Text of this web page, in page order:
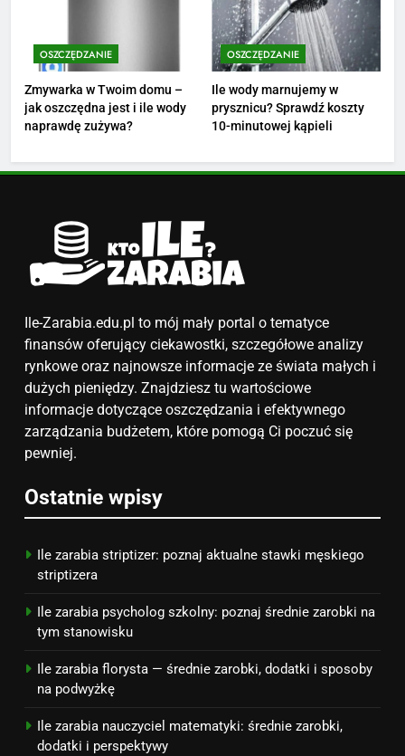
Ile zarabia nauczyciel
matematyki: średnie zarobki,
dodatki i perspektywy
ZAROBKI
Ile zarabia podolog: poznajmy
6
Akcje charytatywne w szkole:
zainspirują
ZAROBKI
7
Jak przygotować się finansowo
na narodziny dziecka: ile to
8
Netflix tagger — czym jest,
opinie i zarobki
OSZCZĘDZANIE
Zmywarka w Twoim domu –
jak oszczędna jest i ile wody
naprawdę zużywa?
OSZCZĘDZANIE
Ile wody marnujemy w
prysznicu? Sprawdź koszty
10-minutowej kąpieli
Ile-Zarabia.edu.pl to mój mały portal o tematyce
finansów oferujący ciekawostki, szczegółowe analizy
rynkowe oraz najnowsze informacje ze świata małych i
dużych pieniędzy. Znajdziesz tu wartościowe
informacje dotyczące oszczędzania i efektywnego
zarządzania budżetem, które pomogą Ci poczuć się
pewniej.
Ostatnie wpisy
Ile zarabia striptizer: poznaj aktualne stawki męskiego
striptizera
Ile zarabia psycholog szkolny: poznaj średnie zarobki na
tym stanowisku
Ile zarabia florysta — średnie zarobki, dodatki i sposoby
na podwyżkę
Ile zarabia nauczyciel matematyki: średnie zarobki,
dodatki i perspektywy